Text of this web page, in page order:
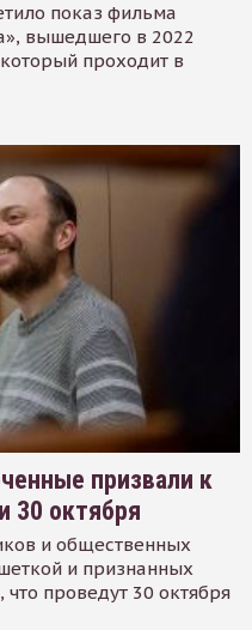
показ фильма
вышедшего в 2022
проходит в
призвали к
30 октября
и общественных
и признанных
проведут 30 октября